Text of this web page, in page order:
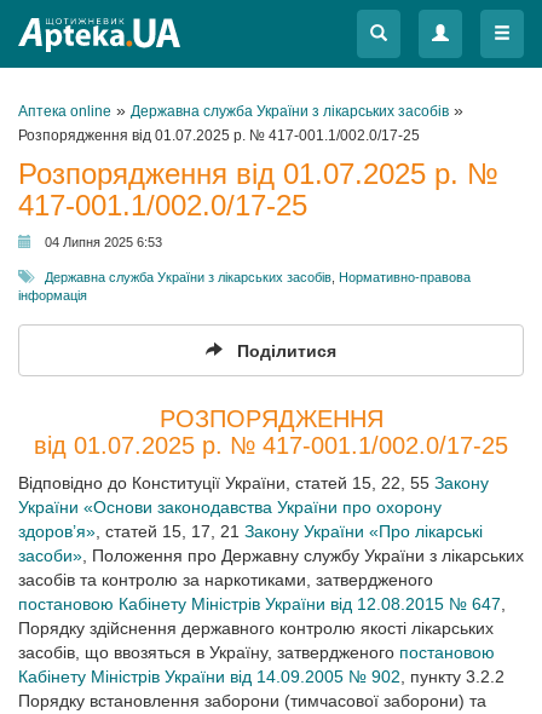
Меню
Меню
Аптека online » Державна служба України з лікарських засобів »
Розпорядження від 01.07.2025 р. № 417-001.1/002.0/17-25
Розпорядження від 01.07.2025 р. №
417-001.1/002.0/17-25
04 Липня 2025 6:53
Державна служба України з лікарських засобів Нормативно-правова
інформація
Поділитися
РОЗПОРЯДЖЕННЯ
від 01.07.2025 р. № 417-001.1/002.0/17-25
Відповідно до Конституції України, статей 15, 22, 55 Закону
України «Основи законодавства України про охорону
здоров’я» , статей 15, 17, 21 Закону України «Про лікарські
засоби» , Положення про Державну службу України з лікарських
засобів та контролю за наркотиками, затвердженого
постановою Кабінету Міністрів України від 12.08.2015 № 647
Порядку здійснення державного контролю якості лікарських
засобів, що ввозяться в Україну, затвердженого постановою
Кабінету Міністрів України від 14.09.2005 № 902 , пункту 3.2.2
Порядку встановлення заборони (тимчасової заборони) та